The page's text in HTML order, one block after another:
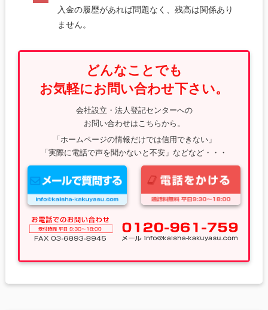
入金の履歴があれば問題なく、残高は関係あり
ません。
どんなことでも
お気軽にお問い合わせ下さい。
会社設立・法人登記センターへの
お問い合わせはこちらから。
「ホームページの情報だけでは信用できない」
「実際に電話で声を聞かないと不安」などなど・・・